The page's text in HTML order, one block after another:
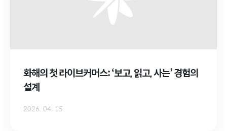
화해의 첫 라이브커머스: ‘보고, 읽고, 사는’ 경험의
설계
2026. 04. 15